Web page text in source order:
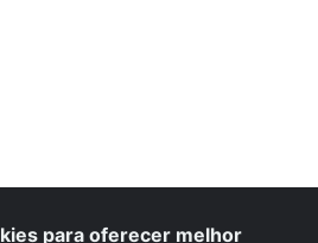
para oferecer melhor